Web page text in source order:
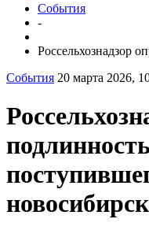
События
-
Россельхознадзор
События 20 марта 2026,